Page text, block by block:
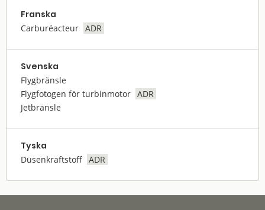
Franska
Carburéacteur ADR
Svenska
Flygbränsle
Flygfotogen för turbinmotor ADR
Jetbränsle
Tyska
Düsenkraftstoff ADR